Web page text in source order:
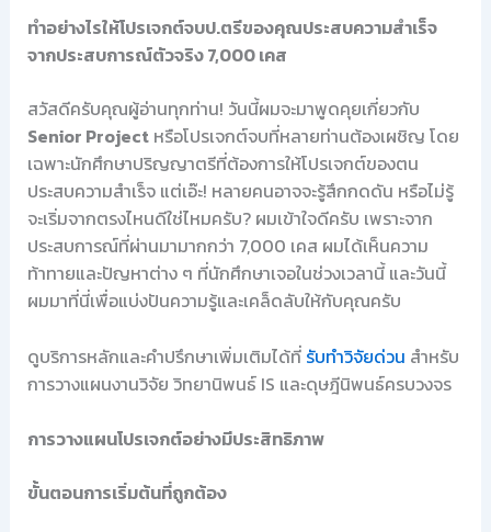
ทำอย่างไรให้โปรเจกต์จบป.ตรีของคุณประสบความสำเร็จ
จากประสบการณ์ตัวจริง 7,000 เคส
สวัสดีครับคุณผู้อ่านทุกท่าน! วันนี้ผมจะมาพูดคุยเกี่ยวกับ
Senior Projectหรือโปรเจกต์จบที่หลายท่านต้องเผชิญ โดย
เฉพาะนักศึกษาปริญญาตรีที่ต้องการให้โปรเจกต์ของตน
ประสบความสำเร็จ แต่เอ๊ะ! หลายคนอาจจะรู้สึกกดดัน หรือไม่รู้
จะเริ่มจากตรงไหนดีใช่ไหมครับ? ผมเข้าใจดีครับ เพราะจาก
ประสบการณ์ที่ผ่านมามากกว่า 7,000 เคส ผมได้เห็นความ
ท้าทายและปัญหาต่าง ๆ ที่นักศึกษาเจอในช่วงเวลานี้ และวันนี้
ผมมาที่นี่เพื่อแบ่งปันความรู้และเคล็ดลับให้กับคุณครับ
ดูบริการหลักและคำปรึกษาเพิ่มเติมได้ที่ รับทำวิจัยด่วน สำหรับ
การวางแผนงานวิจัย วิทยานิพนธ์ IS และดุษฎีนิพนธ์ครบวงจร
การวางแผนโปรเจกต์อย่างมีประสิทธิภาพ
ขั้นตอนการเริ่มต้นที่ถูกต้อง